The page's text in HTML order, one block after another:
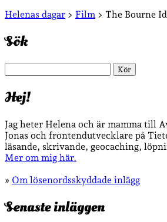
Sidopanel
Helenas dagar > Film > The Bourne
Sök
Hej!
Jag heter Helena och är mamma till
Jonas och frontendutvecklare på
läsande, skrivande, geocaching,
Mer om mig här.
» Om lösenordsskyddade inlägg
Senaste inläggen